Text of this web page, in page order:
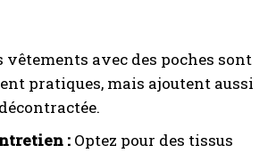
vêtements avec des poches sont
pratiques, mais ajoutent aussi
: Optez pour des tissus